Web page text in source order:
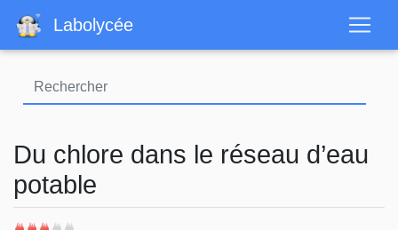
contenu
Labolycée
Du chlore dans le réseau d’eau
potable